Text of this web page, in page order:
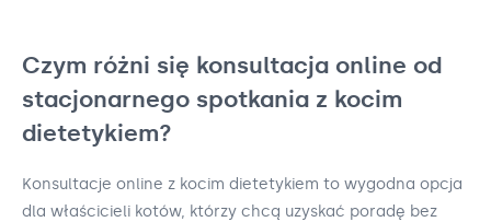
Czym różni się konsultacja online od
stacjonarnego spotkania z kocim
dietetykiem?
Konsultacje online z kocim dietetykiem to wygodna opcja
dla właścicieli kotów, którzy chcą uzyskać poradę bez